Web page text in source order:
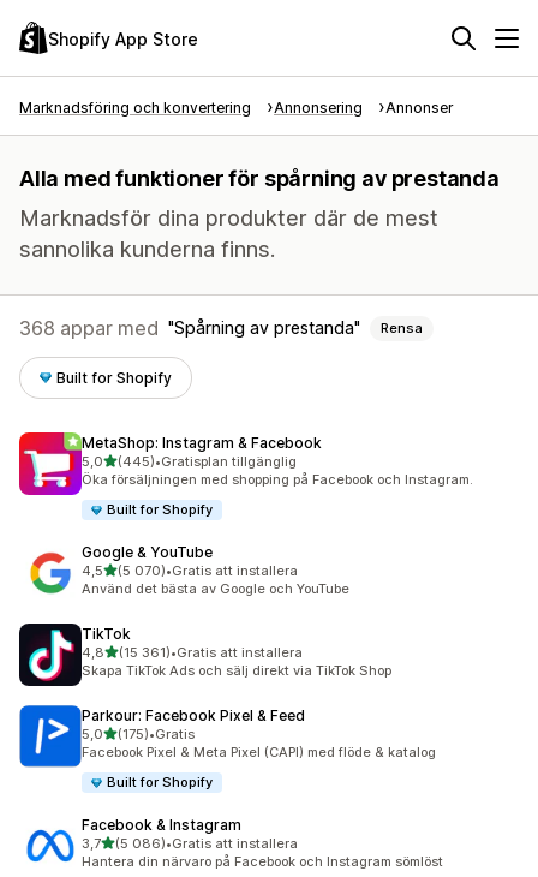
Shopify App Store
Marknadsföring och konvertering Annonsering Annonser
Alla med funktioner för spårning av prestanda
Marknadsför dina produkter där de mest
sannolika kunderna finns.
368 appar med Spårning av prestanda Rensa
Built for Shopify
MetaShop: Instagram & Facebook
5,0av 5 stjärnor
(445)
445 recensioner totalt
•Gratisplan tillgänglig
Öka försäljningen med shopping på Facebook och Instagram.
Built for Shopify
Google & YouTube
4,5av 5 stjärnor
(5 070)
5070 recensioner totalt
•Gratis att installera
Använd det bästa av Google och YouTube
TikTok
4,8av 5 stjärnor
(15 361)
15361 recensioner totalt
•Gratis att installera
Skapa TikTok Ads och sälj direkt via TikTok Shop
Parkour: Facebook Pixel & Feed
5,0av 5 stjärnor
(175)
175 recensioner totalt
•Gratis
Facebook Pixel & Meta Pixel (CAPI) med flöde & katalog
Built for Shopify
Facebook & Instagram
3,7av 5 stjärnor
(5 086)
5086 recensioner totalt
•Gratis att installera
Hantera din närvaro på Facebook och Instagram sömlöst